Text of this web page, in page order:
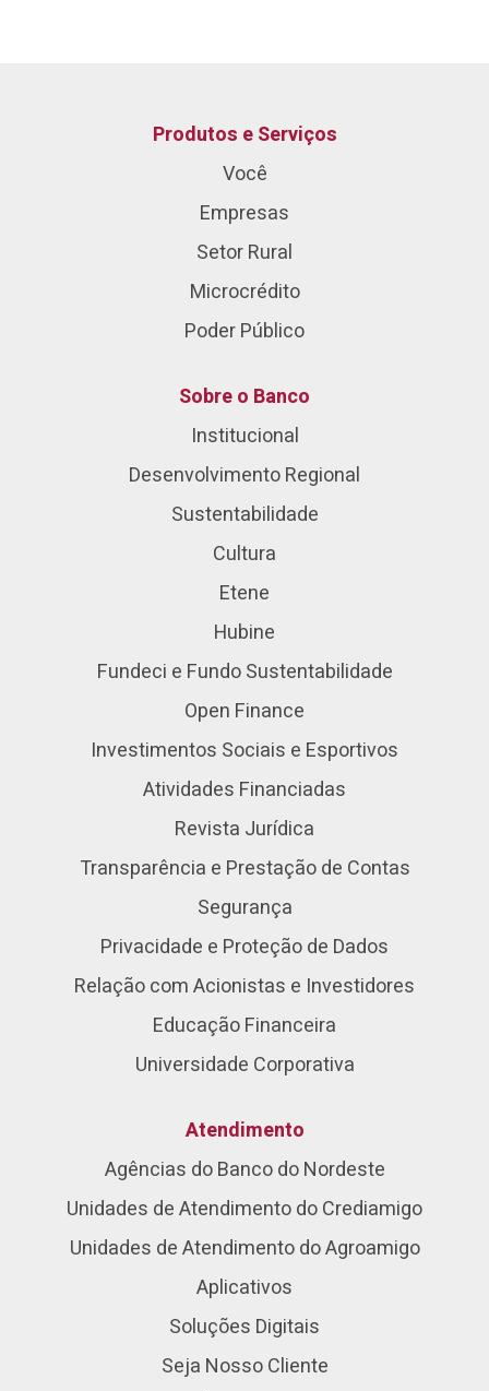
Produtos e Serviços
Você
Empresas
Setor Rural
Microcrédito
Poder Público
Sobre o Banco
Institucional
Desenvolvimento Regional
Sustentabilidade
Cultura
Etene
Hubine
Fundeci e Fundo Sustentabilidade
Open Finance
Investimentos Sociais e Esportivos
Atividades Financiadas
Revista Jurídica
Transparência e Prestação de Contas
Segurança
Privacidade e Proteção de Dados
Relação com Acionistas e Investidores
Educação Financeira
Universidade Corporativa
Atendimento
Agências do Banco do Nordeste
Unidades de Atendimento do Crediamigo
Unidades de Atendimento do Agroamigo
Aplicativos
Soluções Digitais
Seja Nosso Cliente